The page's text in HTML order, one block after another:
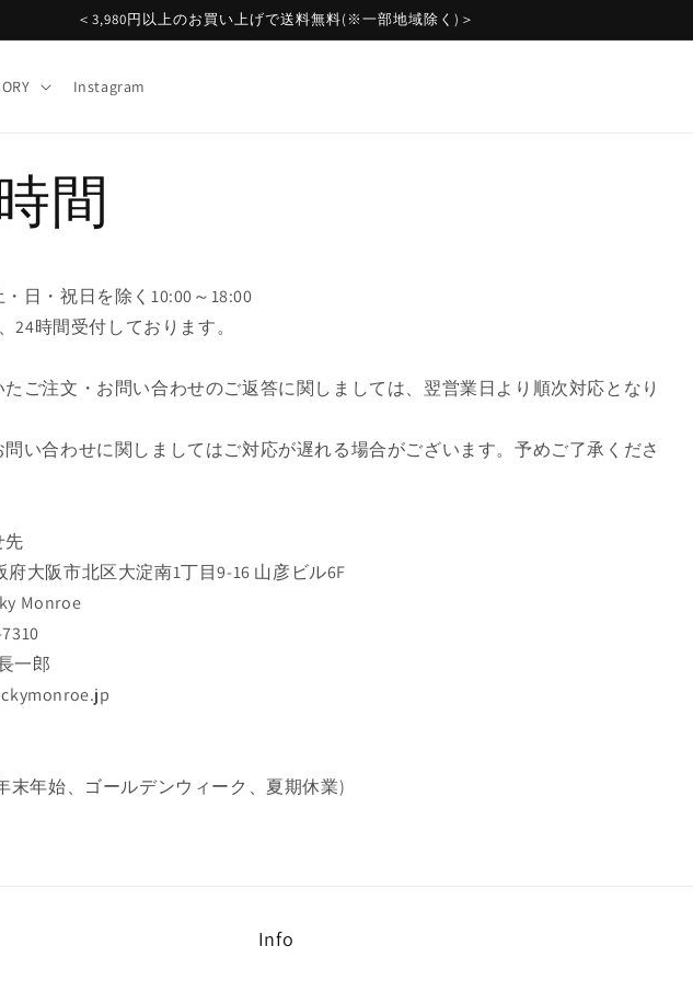
＜3,980円以上のお買い上げで送料無料(※一部地域除く)＞
Instagram
間
・日・祝日を除く10:00～18:00
24時間受付しております。
たご注文・お問い合わせのご返答に関しましては、翌営業日より順次対応となり
い合わせに関しましてはご対応が遅れる場合がございます。予めご了承くださ
先
府大阪市北区大淀南1丁目9-16 山彦ビル6F
Monroe
一郎
末年始、ゴールデンウィーク、夏期休業)
Info